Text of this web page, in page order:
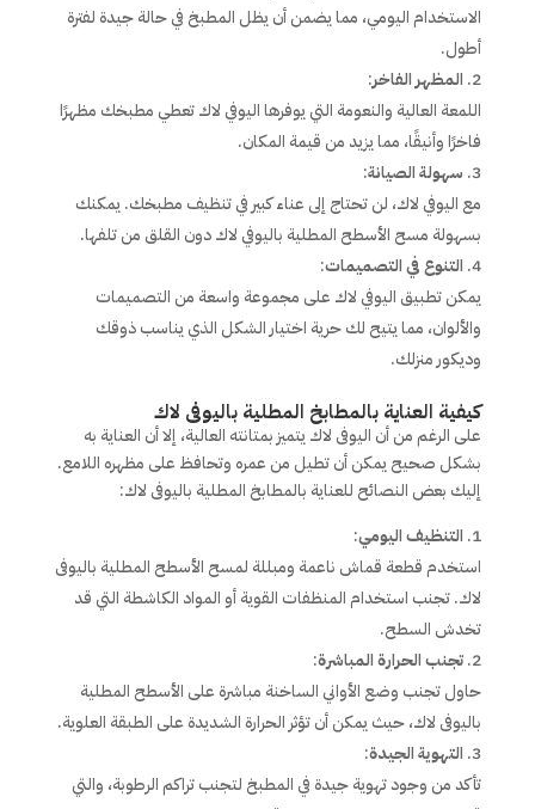
الاستخدام اليومي، مما يضمن أن يظل المطبخ في حالة جيدة لفترة
أطول.
المظهر الفاخر:
اللمعة العالية والنعومة التي يوفرها اليوفي لاك تعطي مطبخك مظهرًا
فاخرًا وأنيقًا، مما يزيد من قيمة المكان.
سهولة الصيانة:
مع اليوفي لاك، لن تحتاج إلى عناء كبير في تنظيف مطبخك. يمكنك
بسهولة مسح الأسطح المطلية باليوفي لاك دون القلق من تلفها.
التنوع في التصميمات:
يمكن تطبيق اليوفي لاك على مجموعة واسعة من التصميمات
والألوان، مما يتيح لك حرية اختيار الشكل الذي يناسب ذوقك
وديكور منزلك.
كيفية العناية بالمطابخ المطلية باليوفى لاك
على الرغم من أن اليوفى لاك يتميز بمتانته العالية، إلا أن العناية به
بشكل صحيح يمكن أن تطيل من عمره وتحافظ على مظهره اللامع.
إليك بعض النصائح للعناية بالمطابخ المطلية باليوفى لاك:
التنظيف اليومي:
استخدم قطعة قماش ناعمة ومبللة لمسح الأسطح المطلية باليوفى
لاك. تجنب استخدام المنظفات القوية أو المواد الكاشطة التي قد
تخدش السطح.
تجنب الحرارة المباشرة:
حاول تجنب وضع الأواني الساخنة مباشرة على الأسطح المطلية
باليوفى لاك، حيث يمكن أن تؤثر الحرارة الشديدة على الطبقة العلوية.
التهوية الجيدة:
تأكد من وجود تهوية جيدة في المطبخ لتجنب تراكم الرطوبة، والتي